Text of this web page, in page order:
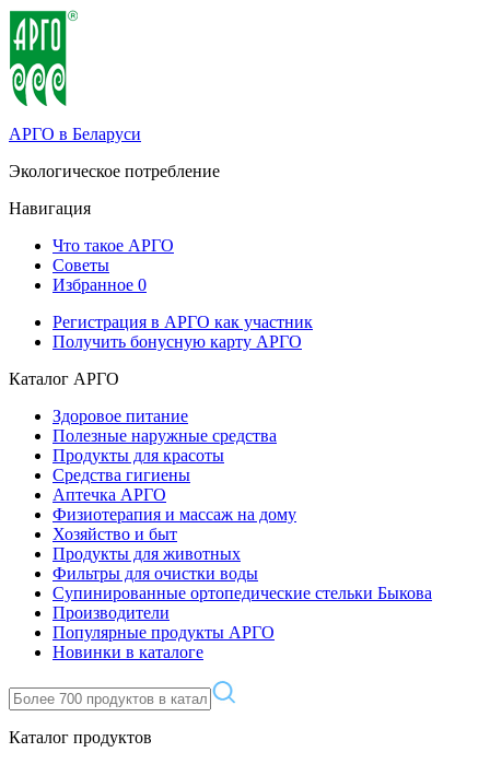
АРГО в Беларуси
Экологическое потребление
Навигация
Что такое АРГО
Советы
Избранное 0
Регистрация в АРГО как участник
Получить бонусную карту АРГО
Каталог АРГО
Здоровое питание
Полезные наружные средства
Продукты для красоты
Средства гигиены
Аптечка АРГО
Физиотерапия и массаж на дому
Хозяйство и быт
Продукты для животных
Фильтры для очистки воды
Супинированные ортопедические стельки Быкова
Производители
Популярные продукты АРГО
Новинки в каталоге
Каталог продуктов